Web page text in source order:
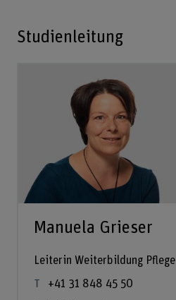
Studienleitung
Manuela Grieser
Leiterin Weiterbildung Pflege
+41 31 848 45 50